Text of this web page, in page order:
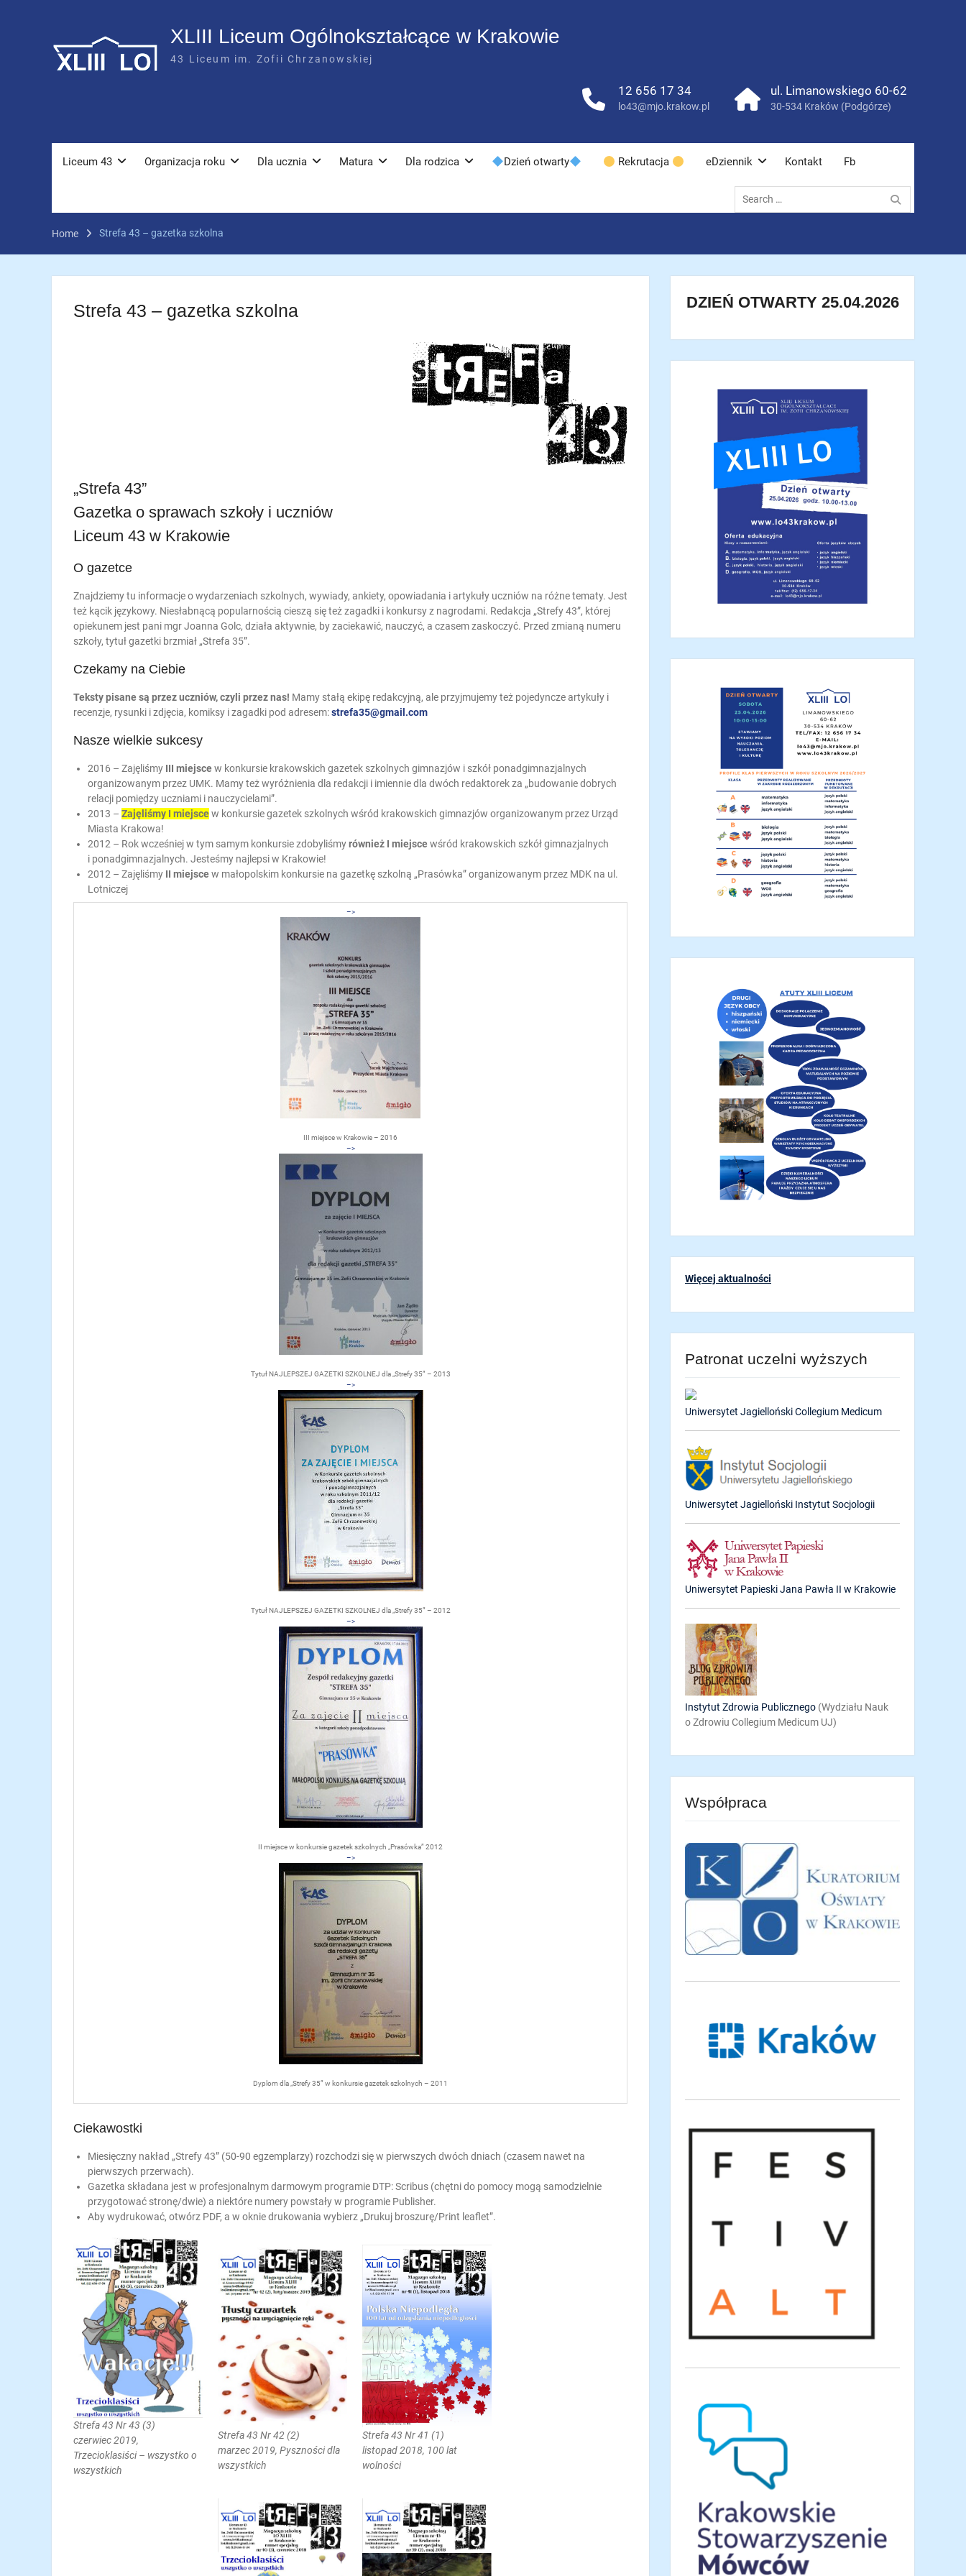
XLIII Liceum Ogólnokształcące w Krakowie
43 Liceum im. Zofii Chrzanowskiej
12 656 17 34
lo43@mjo.krakow.pl
ul. Limanowskiego 60-62
30-534 Kraków (Podgórze)
Liceum 43 Organizacja roku Dla ucznia Matura Dla rodzica Dzień otwarty Rekrutacja eDziennik Kontakt Fb
Search
for:
Home Strefa 43 – gazetka szkolna
Strefa 43 – gazetka szkolna
„Strefa 43”
Gazetka o sprawach szkoły i uczniów
Liceum 43 w Krakowie
O gazetce
Znajdziemy tu informacje o wydarzeniach szkolnych, wywiady, ankiety, opowiadania i artykuły uczniów na różne tematy. Jest
też kącik językowy. Niesłabnącą popularnością cieszą się też zagadki i konkursy z nagrodami. Redakcja „Strefy 43”, której
opiekunem jest pani mgr Joanna Golc, działa aktywnie, by zaciekawić, nauczyć, a czasem zaskoczyć. Przed zmianą numeru
szkoły, tytuł gazetki brzmiał „Strefa 35”.
Czekamy na Ciebie
Teksty pisane są przez uczniów, czyli przez nas! Mamy stałą ekipę redakcyjną, ale przyjmujemy też pojedyncze artykuły i
recenzje, rysunki i zdjęcia, komiksy i zagadki pod adresem:strefa35@gmail.com
Nasze wielkie sukcesy
2016 – Zajęliśmy III miejscew konkursie krakowskich gazetek szkolnych gimnazjów i szkół ponadgimnazjalnych
organizowanym przez UMK. Mamy też wyróżnienia dla redakcji i imiennie dla dwóch redaktorek za „budowanie dobrych
relacji pomiędzy uczniami i nauczycielami”.
2013 – Zajęliśmy I miejscew konkursie gazetek szkolnych wśród krakowskich gimnazjów organizowanym przez Urząd
Miasta Krakowa!
2012 – Rok wcześniej w tym samym konkursie zdobyliśmyrównież I miejscewśród krakowskich szkół gimnazjalnych
i ponadgimnazjalnych. Jesteśmy najlepsi w Krakowie!
2012 – Zajęliśmy II miejscew małopolskim konkursie na gazetkę szkolną „Prasówka” organizowanym przez MDK na ul.
Lotniczej
–>
III miejsce w Krakowie – 2016
–>
Tytuł NAJLEPSZEJ GAZETKI SZKOLNEJ dla „Strefy 35” – 2013
–>
Tytuł NAJLEPSZEJ GAZETKI SZKOLNEJ dla „Strefy 35” – 2012
–>
II miejsce w konkursie gazetek szkolnych „Prasówka” 2012
–>
Dyplom dla „Strefy 35” w konkursie gazetek szkolnych – 2011
Ciekawostki
Miesięczny nakład „Strefy 43” (50-90 egzemplarzy) rozchodzi się w pierwszych dwóch dniach (czasem nawet na
pierwszych przerwach).
Gazetka składana jest w profesjonalnym darmowym programie DTP: Scribus (chętni do pomocy mogą samodzielnie
przygotować stronę/dwie) a niektóre numery powstały w programie Publisher.
Aby wydrukować, otwórz PDF, a w oknie drukowania wybierz „Drukuj broszurę/Print leaflet”.
Strefa 43 Nr 43 (3)
czerwiec 2019,
Trzecioklasiści – wszystko o
wszystkich
Strefa 43 Nr 42 (2)
marzec 2019, Pyszności dla
wszystkich
Strefa 43 Nr 41 (1)
listopad 2018, 100 lat
wolności
DZIEŃ OTWARTY 25.04.2026
Więcej aktualności
Patronat uczelni wyższych
Uniwersytet Jagielloński Collegium Medicum
Uniwersytet Jagielloński Instytut Socjologii
Uniwersytet Papieski Jana Pawła II w Krakowie
Instytut Zdrowia Publicznego (Wydziału Nauk
o Zdrowiu Collegium Medicum UJ)
Współpraca